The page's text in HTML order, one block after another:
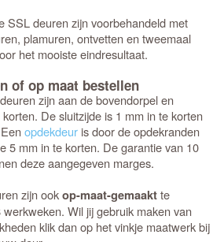
SSL deuren zijn voorbehandeld met
plamuren, ontvetten en tweemaal
het mooiste eindresultaat.
of op maat bestellen
zijn aan de bovendorpel en
De sluitzijde is 1 mm in te korten
opdekdeur is door de opdekranden
5 mm in te korten. De garantie van 10
deze aangegeven marges.
zijn ookop-maat-gemaaktte
Wil jij gebruik maken van
klik dan op het vinkje maatwerk bij